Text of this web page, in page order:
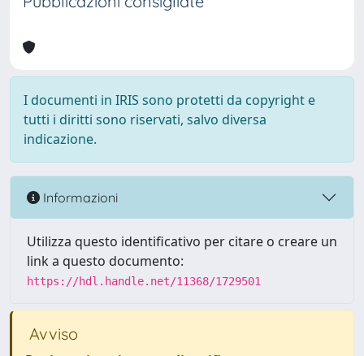
I documenti in IRIS sono protetti da copyright e
tutti i diritti sono riservati, salvo diversa
indicazione.
Informazioni
Utilizza questo identificativo per citare o creare un
link a questo documento:
https://hdl.handle.net/11368/1729501
Avviso